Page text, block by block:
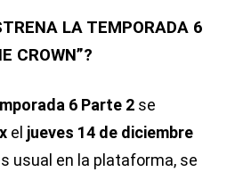
LA TEMPORADA 6
CROWN”?
6 Parte 2 se
el jueves 14 de diciembre
usual en la plataforma, se